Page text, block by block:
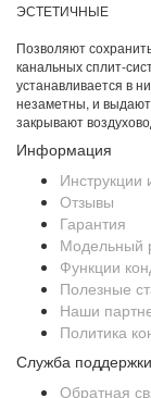
ЭСТЕТИЧНЫЕ
Позволяют
канальных сплит-
устанавливается в
незаметны, и
закрывают
Информация
Инструкции
Отзывы
Гарантия
Модельный
Функции
Полезные
Наши
Политика
Служба поддержки
Обратная